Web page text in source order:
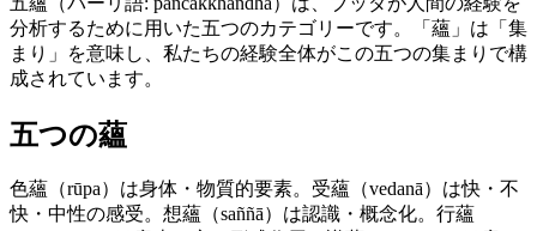
分析するために用いた五つのカテゴリーです。「蘊」は「集
まり」を意味し、私たちの経験全体がこの五つの集まりで構
成されています。
五つの蘊
色蘊（rūpa）は身体・物質的要素。受蘊（vedanā）は快・不
快・中性の感受。想蘊（saññā）は認識・概念化。行蘊